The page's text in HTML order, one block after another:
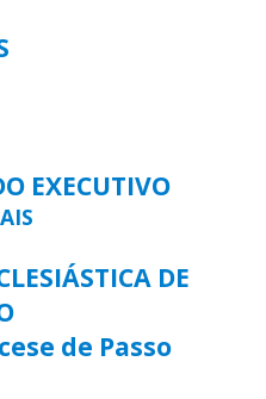
EXECUTIVO
DE
de Passo